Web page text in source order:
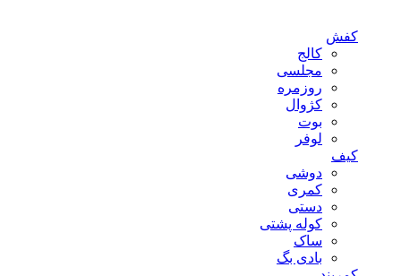
کفش
کالج
مجلسی
روزمره
کژوال
بوت
لوفر
کیف
دوشی
کمری
دستی
کوله پشتی
ساک
بادی بگ